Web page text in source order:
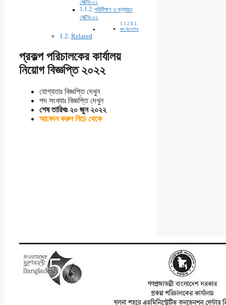
সেক্টর-০১
পরিবীক্ষণ ও মূল্যায়ন
সেক্টর-০২
জব রিলেটেড
Related
প্রকল্প পরিচালকের কার্যালয়
নিয়োগ বিজ্ঞপ্তি ২০২২
যোগ্যতাঃ বিজ্ঞপ্তি দেখুন
পদ সংখ্যাঃ বিজ্ঞপ্তি দেখুন
শেষ তারিখঃ ২০ জুন ২০২২
আবেদন করুন নিচে থেকে